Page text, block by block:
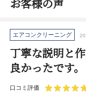
お客様の声
エアコンクリーニング
丁寧な説明と
良かったです。
口コミ評価